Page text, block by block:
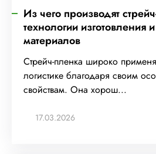
Из чего производят
технологии изготовления
материалов
Стрейч-пленка широко
логистике благодаря своим
свойствам. Она хорош...
17.03.2026